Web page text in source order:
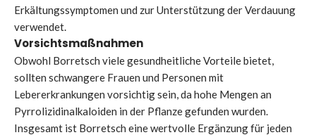
Erkältungssymptomen und zur Unterstützung der Verdauung
verwendet.
Vorsichtsmaßnahmen
Obwohl Borretsch viele gesundheitliche Vorteile bietet,
sollten schwangere Frauen und Personen mit
Lebererkrankungen vorsichtig sein, da hohe Mengen an
Pyrrolizidinalkaloiden in der Pflanze gefunden wurden.
Insgesamt ist Borretsch eine wertvolle Ergänzung für jeden